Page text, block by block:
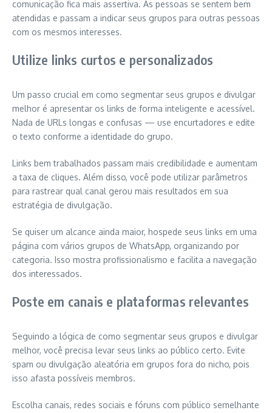
comunicação fica mais assertiva. As pessoas se sentem bem
atendidas e passam a indicar seus grupos para outras pessoas
com os mesmos interesses.
Utilize links curtos e personalizados
Um passo crucial em como segmentar seus grupos e divulgar
melhor é apresentar os links de forma inteligente e acessível.
Nada de URLs longas e confusas — use encurtadores e edite
o texto conforme a identidade do grupo.
Links bem trabalhados passam mais credibilidade e aumentam
a taxa de cliques. Além disso, você pode utilizar parâmetros
para rastrear qual canal gerou mais resultados em sua
estratégia de divulgação.
Se quiser um alcance ainda maior, hospede seus links em uma
página com vários grupos de WhatsApp, organizando por
categoria. Isso mostra profissionalismo e facilita a navegação
dos interessados.
Poste em canais e plataformas relevantes
Seguindo a lógica de como segmentar seus grupos e divulgar
melhor, você precisa levar seus links ao público certo. Evite
spam ou divulgação aleatória em grupos fora do nicho, pois
isso afasta possíveis membros.
Escolha canais, redes sociais e fóruns com público semelhante